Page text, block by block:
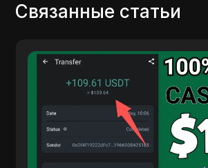
Связанные статьи